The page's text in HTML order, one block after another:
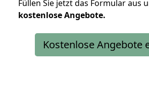
Füllen Sie jetzt das Formular aus
kostenloseAngebote.
Kostenlose Angebote